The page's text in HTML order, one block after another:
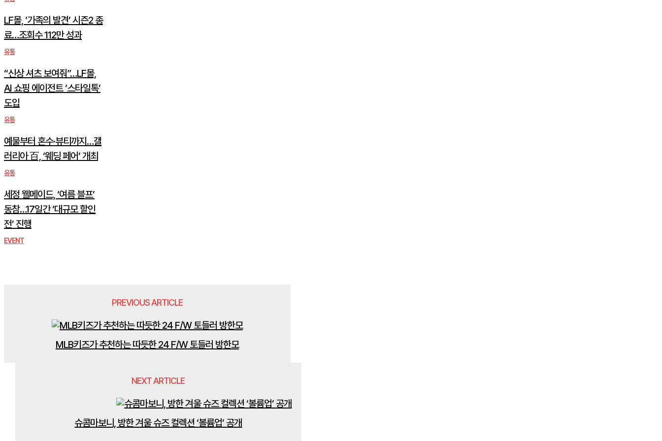
LF몰, ‘가족의 발견’ 시즌2 종
료…조회수 112만 성과
유통
“신상 셔츠 보여줘”…LF몰,
AI 쇼핑 에이전트 ‘스타일톡’
도입
유통
예물부터 혼수·뷰티까지…갤
러리아 百, ‘웨딩 페어’ 개최
유통
세정 웰메이드, ‘여름 블프’
동참…17일간 ‘대규모 할인
전’ 진행
EVENT
PREVIOUS ARTICLE
MLB키즈가 추천하는 따듯한 24 F/W 토들러 방한모
NEXT ARTICLE
슈콤마보니, 방한 겨울 슈즈 컬렉션 ‘볼륨업’ 공개